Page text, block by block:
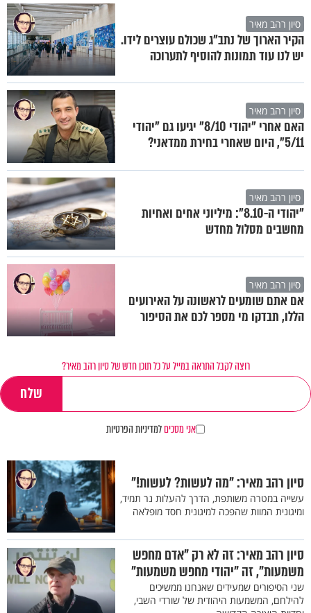
סיון רהב מאיר
הקיר הארוך של נתב"ג שכולם עוצרים לידו.
יש לנו עוד תמונות להוסיף לתערוכה
סיון רהב מאיר
האם אחרי "יהודי 8/10" יגיעו גם "יהודי
5/11", היום שאחרי בחירת ממדאני?
סיון רהב מאיר
"יהודי ה-8.10": מיליוני אחים ואחיות
מחשבים מסלול מחדש
סיון רהב מאיר
אם אתם שומעים לראשונה על האירועים
הללו, תבדקו מי מספר לכם את הסיפור
רוצה לקבל התראה במייל על כל תוכן חדש של סיון רהב מאיר?
אני מסכיםלמדיניות הפרטיות
סיון רהב מאיר: "מה לעשות? לעשות!"
עשייה במטרה משותפת, הדרך להעלות נר תמיד,
ומיגונית המוות שהפכה למיגונית חסד מופלאה
סיון רהב מאיר: זה לא רק "אדם מחפש
משמעות", זה "יהודי מחפש משמעות"
שני הסיפורים שמעידים שאנחנו ממשיכים
להילחם, המשמעות היהודית של שורדי השבי,